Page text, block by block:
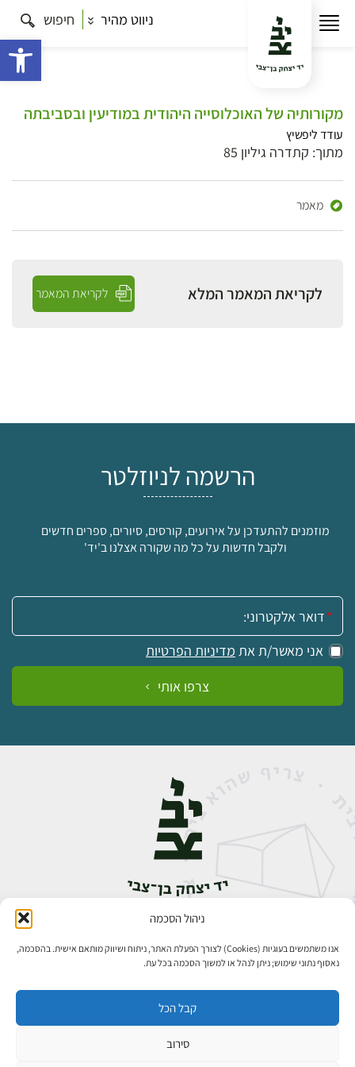
ניהול הסכמה
אנו משתמשים בעוגיות (Cookies) לצורך הפעלת האתר, ניתוח ושיווק מותאם אישית. בהסכמה,
נאסוף נתוני שימוש; ניתן לנהל או למשוך הסכמה בכל עת.
קבל הכל
סירוב
ניווט מהיר חיפוש
מקורותיה של האוכלוסייה היהודית במודיעין ובסביבתה
עודד ליפשיץ
מתוך: קתדרה גיליון 85
מאמר
לקריאת המאמר המלא לקריאת המאמר
הרשמה לניוזלטר
מוזמנים להתעדכן על אירועים, קורסים, סיורים, ספרים חדשים
ולקבל חדשות על כל מה שקורה אצלנו ב'יד'
אימייל:
אני מאשר/ת את מדיניות הפרטיות
צרפו אותי
אבן גבירול 14, רחביה, ירושלים